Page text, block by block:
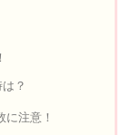
？
注意！